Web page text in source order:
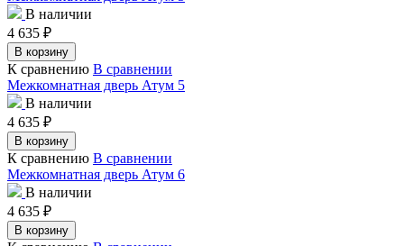
В наличии
4 635 ₽
В корзину
К сравнению В сравнении
Межкомнатная дверь Атум 5
В наличии
4 635 ₽
В корзину
К сравнению В сравнении
Межкомнатная дверь Атум 6
В наличии
4 635 ₽
В корзину